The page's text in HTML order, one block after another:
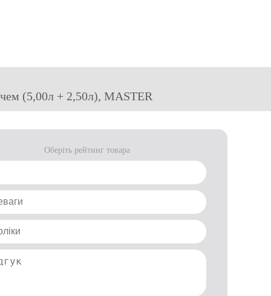
(5,00л + 2,50л), MASTER
Оберіть рейтинг товара